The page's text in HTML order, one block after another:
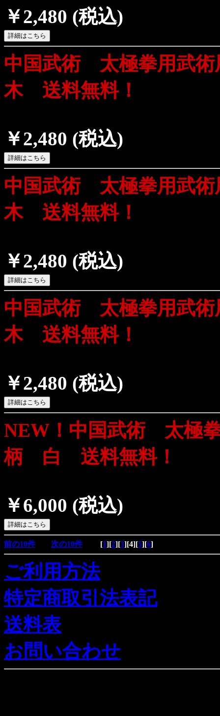
￥2,480 (税込)
中国武術 太極拳用武
木 送料無料！
￥2,480 (税込)
中国武術 太極拳用武
木 送料無料！
￥2,480 (税込)
中国武術 太極拳用武
木 送料無料！
￥2,480 (税込)
NEW！中国武術 太極
柄 白 送料無料！
￥6,000 (税込)
前の10件 次の10件[1][2][3][4][5][6]
ご利用方法
特定商取引法表記
送料表
お問い合わせ